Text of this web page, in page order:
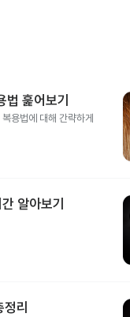
훑어보기
용법에 대해 간략하게
알아보기
리